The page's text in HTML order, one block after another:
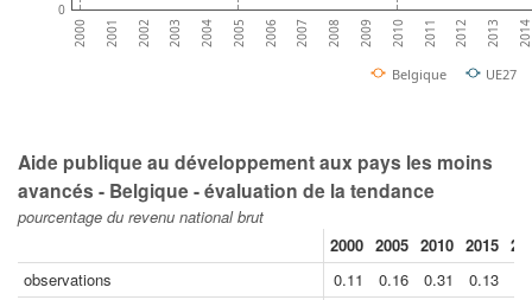
2000 2001 2002 2003 2004 2005 2006 2007 2008 2009 2010 2011 2012 2013 2014
0
Belgique UE27
Aide publique au développement aux pays les moins
avancés - Belgique - évaluation de la tendance
pourcentage du revenu national brut
2000 2005 2010 2015
observations
0.11 0.16 0.31 0.13